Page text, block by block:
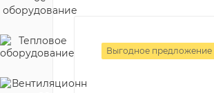
Выгодное предложение